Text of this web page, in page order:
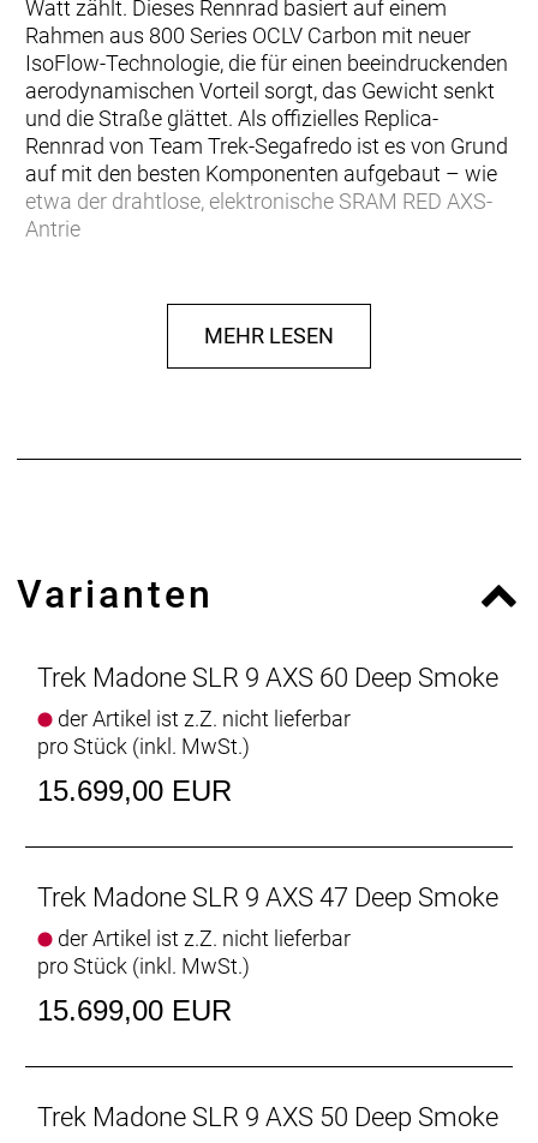
Watt zählt. Dieses Rennrad basiert auf einem
Rahmen aus 800 Series OCLV Carbon mit neuer
IsoFlow-Technologie, die für einen beeindruckenden
aerodynamischen Vorteil sorgt, das Gewicht senkt
und die Straße glättet. Als offizielles Replica-
Rennrad von Team Trek-Segafredo ist es von Grund
auf mit den besten Komponenten aufgebaut – wie
etwa der drahtlose, elektronische SRAM RED AXS-
Antrie
superleichten Aero-Rennradrahmen mit innovativer,
aerodynamischer IsoFlow-Komforttechnologie
willst, um Gewicht und Watt einzusparen.
aerodynamischen Kammtail-Rohrprofilen,
aerodynamischer und vibrationsdämpfender
Außerdem bekommst du einen drahtlosen,
hydraulische Flat Mount-Scheibenbremsen, einen
Kurbelsatz mit integriertem Powermeter zur
Überwachung deiner Performance, Bontragers
Aeolus RSL 51 Tubeless Ready-Carbonlaufräder
Das Madone SLR 9 AXS Gen 7 basiert auf einem
unglaublich schnellen Race-Rahmen, der für hohen
Fahrkomfort und beeindruckende Aerodynamik mit
unserer rennorientierten IsoFlow-Technologie
gepaart ist.
der modernen aerodynamischen Kammtail-
MEHR LESEN
Varianten
Trek Madone SLR 9 AXS 60 Deep Smoke
der Artikel ist z.Z. nicht lieferbar
pro Stück (inkl. MwSt.)
15.699,00 EUR
Trek Madone SLR 9 AXS 47 Deep Smoke
der Artikel ist z.Z. nicht lieferbar
pro Stück (inkl. MwSt.)
15.699,00 EUR
Trek Madone SLR 9 AXS 50 Deep Smoke